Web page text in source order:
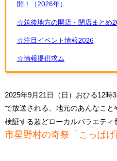
開！（2026年）
☆筑後地方の開店・閉店まとめ
☆注目イベント情報2026
☆情報提供求ム
2025年9月21日（日）おひる12時
で放送される、地元のあんなこと
検証する超どローカルバラエティ
市星野村の奇祭「こっぱげ